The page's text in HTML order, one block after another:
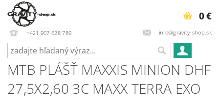
+421 907 628 789 info@gravity-shop.sk
0 €
MTB PLÁŠŤ MAXXIS MINION DHF
27,5X2,60 3C MAXX TERRA EXO